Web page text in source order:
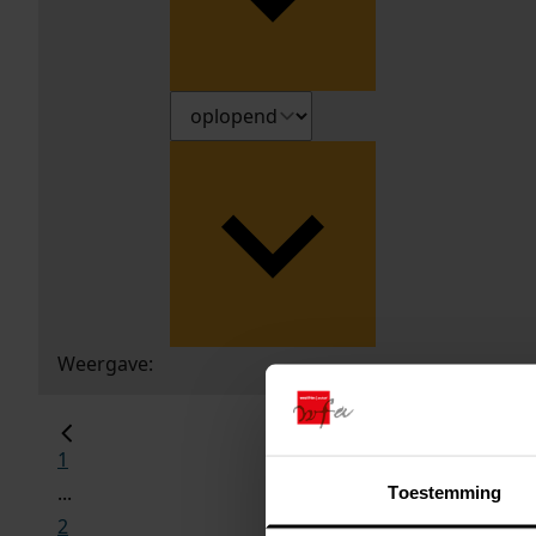
Toestemming
Weergave:
1
...
2